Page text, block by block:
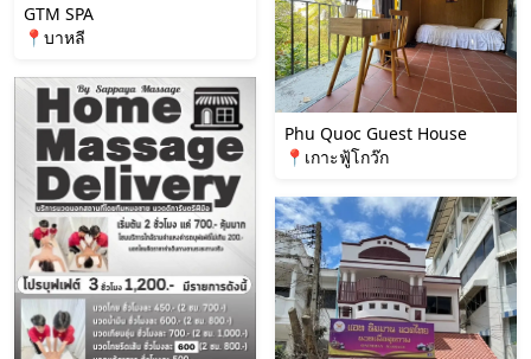
GTM SPA
📍บาหลี
Phu Quoc Guest House
📍เกาะฟู้โกว๊ก